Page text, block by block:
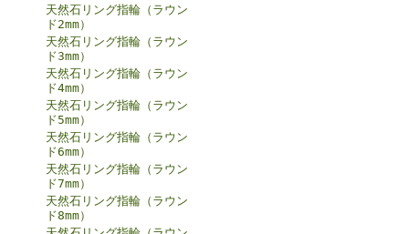
天然石リング指輪（ラウン
ド2mm）
天然石リング指輪（ラウン
ド3mm）
天然石リング指輪（ラウン
ド4mm）
天然石リング指輪（ラウン
ド5mm）
天然石リング指輪（ラウン
ド6mm）
天然石リング指輪（ラウン
ド7mm）
天然石リング指輪（ラウン
ド8mm）